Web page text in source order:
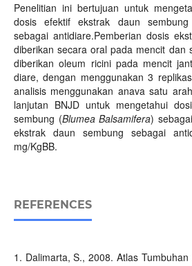
Penelitian ini bertujuan untuk
dosis efektif ekstrak daun
sebagai antidiare.Pemberian dosis
diberikan secara oral pada mencit dan
diberikan oleum ricini pada mencit
diare, dengan menggunakan 3
analisis menggunakan anava satu
lanjutan BNJD untuk mengetahui
sembung (Blumea Balsamifera)
ekstrak daun sembung sebagai
mg/KgBB.
REFERENCES
1. Dalimarta, S., 2008. Atlas